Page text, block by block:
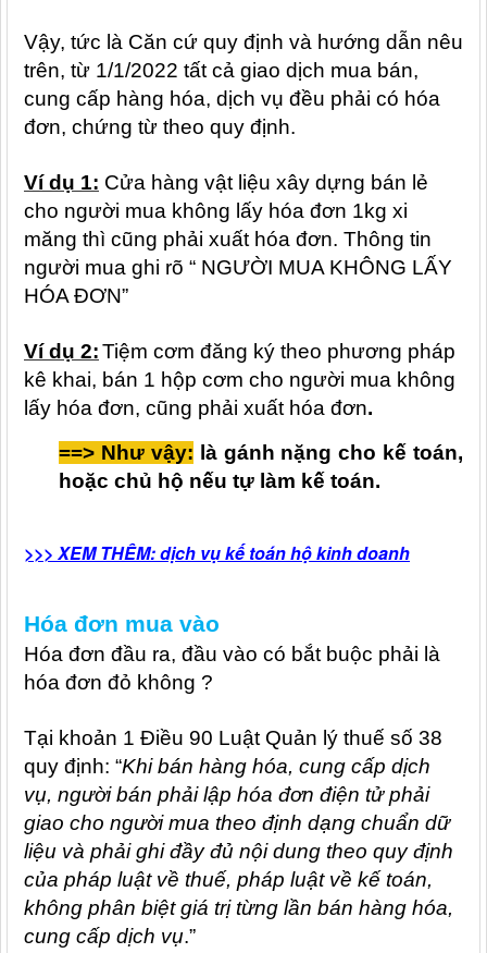
Vậy, tức là Căn cứ quy định và hướng dẫn nêu
trên, từ 1/1/2022 tất cả giao dịch mua bán,
cung cấp hàng hóa, dịch vụ đều phải có hóa
đơn, chứng từ theo quy định.
Ví dụ 1: Cửa hàng vật liệu xây dựng bán lẻ
cho người mua không lấy hóa đơn 1kg xi
măng thì cũng phải xuất hóa đơn. Thông tin
người mua ghi rõ “ NGƯỜI MUA KHÔNG LẤY
HÓA ĐƠN”
Ví dụ 2:Tiệm cơm đăng ký theo phương pháp
kê khai, bán 1 hộp cơm cho người mua không
lấy hóa đơn, cũng phải xuất hóa đơn.
==> Như vậy: là gánh nặng cho kế toán,
hoặc chủ hộ nếu tự làm kế toán.
>>> XEM THÊM: dịch vụ kế toán hộ kinh doanh
Hóa đơn mua vào
Hóa đơn đầu ra, đầu vào có bắt buộc phải là
hóa đơn đỏ không ?
Tại khoản 1 Điều 90 Luật Quản lý thuế số 38
quy định: “Khi bán hàng hóa, cung cấp dịch
vụ, người bán phải lập hóa đơn điện tử phải
giao cho người mua theo định dạng chuẩn dữ
liệu và phải ghi đầy đủ nội dung theo quy định
của pháp luật về thuế, pháp luật về kế toán,
không phân biệt giá trị từng lần bán hàng hóa,
cung cấp dịch vụ.”